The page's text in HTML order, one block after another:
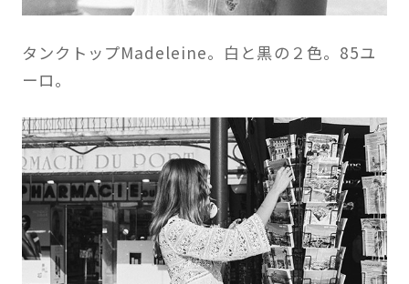
タンクトップMadeleine。白と黒の２色。85ユ
ーロ。